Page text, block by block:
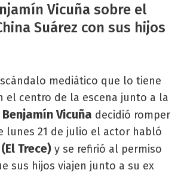
Vicuña sobre el
Suárez con sus hijos
mediático que lo tiene
el centro de la escena junto a la
Benjamín Vicuña decidió romper
lunes 21 de julio el actor habló
Trece) y se refirió al permiso
sus hijos viajen junto a su ex